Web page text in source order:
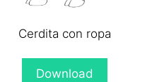
Cerdita con ropa
Download